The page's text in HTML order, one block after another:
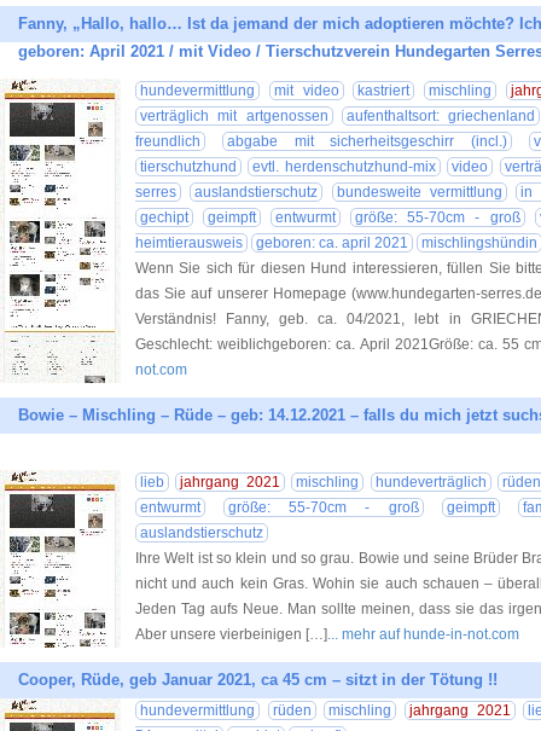
Fanny, „Hallo, hallo… Ist da jemand der mich adoptieren möchte?
geboren: April 2021 / mit Video / Tierschutzverein Hundegarten
hundevermittlung mit video kastriert mischling
verträglich mit artgenossen
aufenthaltsort: griechenland
freundlich
abgabe mit sicherheitsgeschirr (incl.)
tierschutzhund
evtl. herdenschutzhund-mix video
serres
auslandstierschutz bundesweite vermittlung
in
gechipt
geimpft entwurmt größe: 55-70cm - groß
heimtierausweis
geboren: ca. april 2021
mischlingshündin
Wenn Sie sich für diesen Hund interessieren, füllen Sie
das Sie auf unserer Homepage (www.hundegarten-
Verständnis! Fanny, geb. ca. 04/2021, lebt in
Geschlecht: weiblichgeboren: ca. April 2021Größe: ca. 55
not.com
Bowie – Mischling – Rüde – geb: 14.12.2021 – falls du mich jetzt
lieb jahrgang 2021 mischling hundeverträglich
rüden
entwurmt
größe: 55-70cm - groß geimpft
auslandstierschutz
Ihre Welt ist so klein und so grau. Bowie und seine Brüder
nicht und auch kein Gras. Wohin sie auch schauen –
Jeden Tag aufs Neue. Man sollte meinen, dass sie das
Aber unsere vierbeinigen […]... mehr auf hunde-in-not.com
Cooper, Rüde, geb Januar 2021, ca 45 cm – sitzt in der Tötung !!
hundevermittlung rüden mischling jahrgang 2021